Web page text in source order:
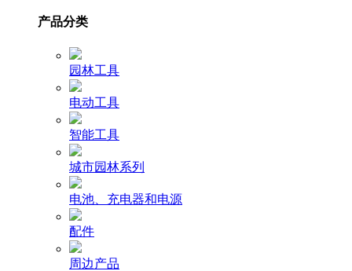
产品分类
园林工具
电动工具
智能工具
城市园林系列
电池、充电器和电源
配件
周边产品